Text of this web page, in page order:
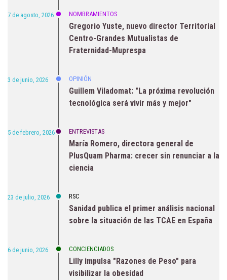
7 de agosto, 2026 NOMBRAMIENTOS
Gregorio Yuste, nuevo director Territorial
Centro-Grandes Mutualistas de
Fraternidad-Muprespa
3 de junio, 2026 OPINIÓN
Guillem Viladomat: "La próxima revolución
tecnológica será vivir más y mejor"
5 de febrero, 2026 ENTREVISTAS
María Romero, directora general de
PlusQuam Pharma: crecer sin renunciar a la
ciencia
23 de julio, 2026 RSC
Sanidad publica el primer análisis nacional
sobre la situación de las TCAE en España
6 de junio, 2026 CONCIENCIADOS
Lilly impulsa "Razones de Peso" para
visibilizar la obesidad